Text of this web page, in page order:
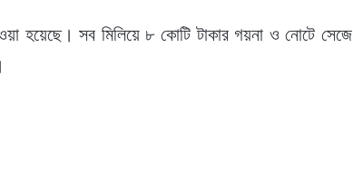
হয়েছে। সব মিলিয়ে ৮ কোটি টাকার গয়না ও নোটে সেজে